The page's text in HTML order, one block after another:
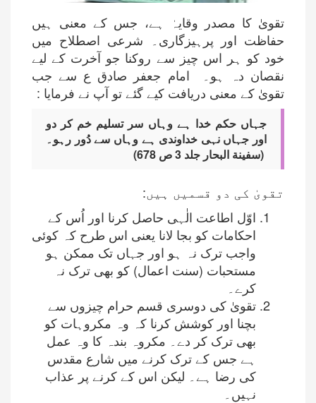
تقویٰ کا مصدر وقایہٰ ہے، جس کے معنی ہیں
حفاظت اور پرہیزگاری۔ شرعی اصطلاح میں
خود کو ہر اس چیز سے روکنا جو آخرت کے لیے
نقصان دہ ہو۔ امام جعفر صادق ع سے جب
تقویٰ کے معنی دریافت کیے گئے تو آپ نے فرمایا :
جہاں حکم خدا ہے وہاں سر تسلیم خم کر دو
اور جہاں نہی خداوندی ہے وہاں سے دُور رہو۔
(سفینة البحار جلد 3 ص 678)
تقویٰ کی دو قسمیں ہیں:
اوّل اطاعت الٰہی حاصل کرنا اور اُس کے
احکامات کو بجا لانا یعنی اس طرح کہ کوئی
واجب ترک نہ ہو اور جہاں تک ممکن ہو
مستحبات (سنت اعمال) کو بھی ترک نہ
کرے۔
تقویٰ کی دوسری قسم حرام چیزوں سے
بچنا اور کوشش کرنا کہ وہ مکروہات کو
بھی ترک کر دے۔ مکروہ بندہ کا وہ عمل
ہے جس کے ترک کرنے میں شارع مقدس
کی رضا ہے۔ لیکن اس کے کرنے پر عذاب
نہیں۔